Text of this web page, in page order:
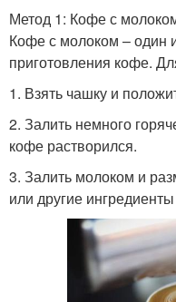
Метод 1: Кофе с
Кофе с молоком – один
приготовления кофе.
1. Взять чашку и
2. Залить немного
кофе растворился.
3. Залить молоком и
или другие